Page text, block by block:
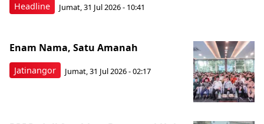
Headline Jumat, 31 Jul 2026 - 10:41
Jatinangor
Enam Nama, Satu Amanah
Jumat, 31 Jul 2026 - 02:17